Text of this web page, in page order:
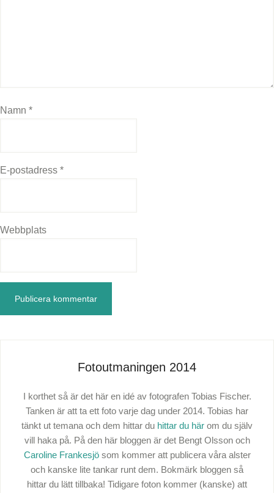
Namn *
E-postadress *
Webbplats
Fotoutmaningen 2014
I korthet så är det här en idé av fotografen Tobias Fischer.
Tanken är att ta ett foto varje dag under 2014. Tobias har
tänkt ut temana och dem hittar du hittar du här om du själv
vill haka på. På den här bloggen är det Bengt Olsson och
Caroline Frankesjösom kommer att publicera våra alster
och kanske lite tankar runt dem. Bokmärk bloggen så
hittar du lätt tillbaka! Tidigare foton kommer (kanske) att